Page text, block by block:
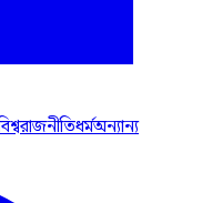
রাজনীতিধর্মঅন্যান্য